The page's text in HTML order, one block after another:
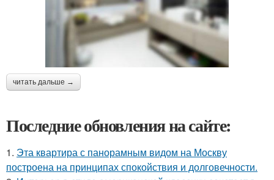
читать дальше →
Последние обновления на сайте:
1. Эта квартира с панорамным видом на Москву
построена на принципах спокойствия и долговечности.